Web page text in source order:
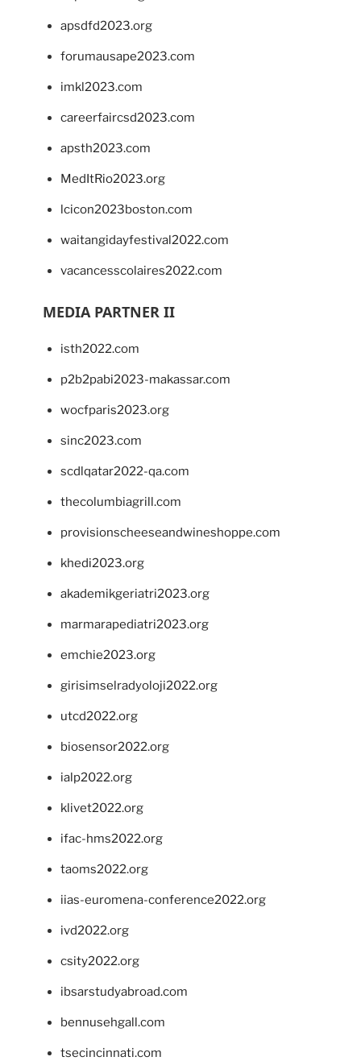
apsdfd2023.org
forumausape2023.com
imkl2023.com
careerfaircsd2023.com
apsth2023.com
MedItRio2023.org
lcicon2023boston.com
waitangidayfestival2022.com
vacancesscolaires2022.com
MEDIA PARTNER II
isth2022.com
p2b2pabi2023-makassar.com
wocfparis2023.org
sinc2023.com
scdlqatar2022-qa.com
thecolumbiagrill.com
provisionscheeseandwineshoppe.com
khedi2023.org
akademikgeriatri2023.org
marmarapediatri2023.org
emchie2023.org
girisimselradyoloji2022.org
utcd2022.org
biosensor2022.org
ialp2022.org
klivet2022.org
ifac-hms2022.org
taoms2022.org
iias-euromena-conference2022.org
ivd2022.org
csity2022.org
ibsarstudyabroad.com
bennusehgall.com
tsecincinnati.com